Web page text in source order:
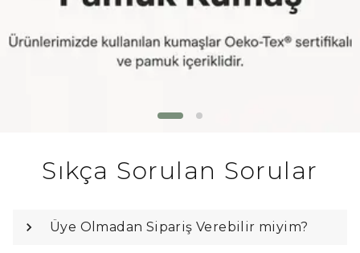
Sıkça Sorulan Sorular
Üye Olmadan Sipariş Verebilir miyim?